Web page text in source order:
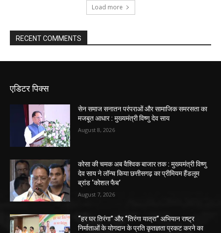
Load more
RECENT COMMENTS
एडिटर पिक्स
सेन समाज सनातन परंपराओं और सामाजिक समरसता का
मजबूत आधार : मुख्यमंत्री विष्णु देव साय
August 8, 2026
कोसा की चमक अब वैश्विक बाजार तक : मुख्यमंत्री विष्णु
देव साय ने लॉन्च किया छत्तीसगढ़ का प्रीमियम हैंडलूम
ब्रांड ‘कोशल फैब’
August 7, 2026
“हर घर तिरंगा” और “तिरंगा यात्रा” अभियान राष्ट्र
निर्माताओं के योगदान के प्रति कृतज्ञता प्रकट करने का